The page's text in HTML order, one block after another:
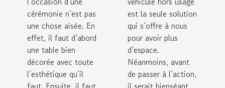
cérémonie n’est pas
une chose aisée. En
effet, il faut d’abord
une table bien
décorée avec toute
l’esthétique qu’il
est la seule solution
qui s’offre à nous
pour avoir plus
d’espace.
Néanmoins, avant
de passer à l’action,